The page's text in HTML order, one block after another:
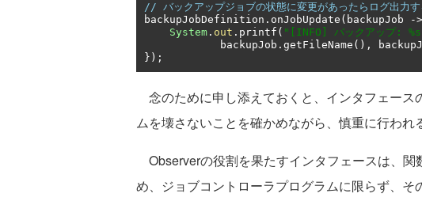
// バックアップジョブの状態に変更があったらログ出力す
backupJobDefinition . onJobUpdate ( backupJob ->
System . out . printf ( "[INFO] バックアップ: %s
            backupJob
. getFileName (),
});
念のために申し添えておくと、インタフェース
ムを壊さないことを確かめながら、慎重に行われ
Observerの役割を果たすインタフェースは、
め、ジョブコントローラプログラムに限らず、